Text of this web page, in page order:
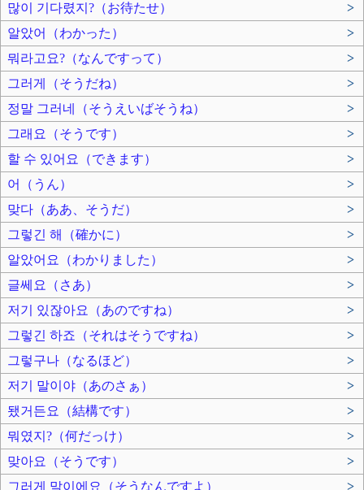
많이 기다렸지?（お待たせ）
>
알았어（わかった）
>
뭐라고요?（なんですって）
>
그러게（そうだね）
>
정말 그러네（そうえいばそうね）
>
그래요（そうです）
>
할 수 있어요（できます）
>
어（うん）
>
맞다（ああ、そうだ）
>
그렇긴 해（確かに）
>
알았어요（わかりました）
>
글쎄요（さあ）
>
저기 있잖아요（あのですね）
>
그렇긴 하죠（それはそうですね）
>
그렇구나（なるほど）
>
저기 말이야（あのさぁ）
>
됐거든요（結構です）
>
뭐였지?（何だっけ）
>
맞아요（そうです）
>
그러게 말이에요（そうなんですよ）
>